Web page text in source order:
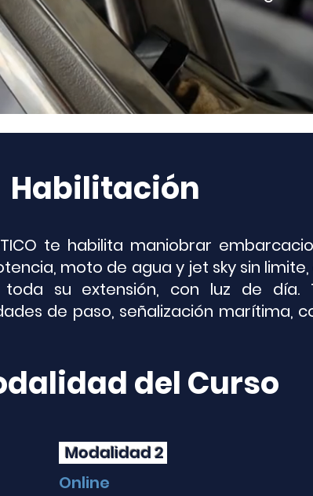
Habilitación
te habilita maniobrar
moto de agua y jet sky sin
su extensión, con luz de día.
de paso, señalización marítima,
del Curso
Modalidad 2
Online